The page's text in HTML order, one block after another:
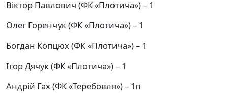
Віктор Павлович (ФК «Плотича») – 1
Олег Горенчук (ФК «Плотича») – 1
Богдан Копцюх (ФК «Плотича») – 1
Ігор Дячук (ФК «Плотича») – 1
Андрій Гах (ФК «Теребовля») – 1п